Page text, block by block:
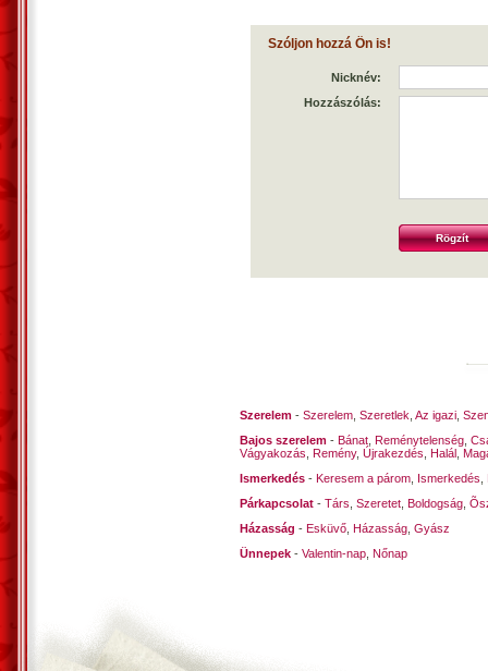
Szóljon hozzá Ön is!
Nicknév:
Hozzászólás:
Szerelem - Szerelem Szeretlek Az igazi
Bajos szerelem - Bánat Reménytelenség
Vágyakozás Remény, Újrakezdés Halál
Ismerkedés - Keresem a párom Ismerkedés
Párkapcsolat - Társ Szeretet Boldogság
Házasság - Esküvő Házasság Gyász
Ünnepek - Valentin-nap Nőnap